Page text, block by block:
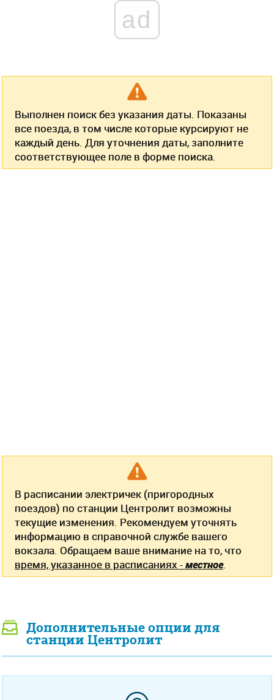
ad
Выполнен поиск без указания даты. Показаны
все поезда, в том числе которые курсируют не
каждый день. Для уточнения даты, заполните
соответствующее поле в форме поиска.
В расписании электричек (пригородных
поездов) по станции Центролит возможны
текущие изменения. Рекомендуем уточнять
информацию в справочной службе вашего
вокзала. Обращаем ваше внимание на то, что
время, указанное в расписаниях -местное.
Дополнительные опции для
станции Центролит